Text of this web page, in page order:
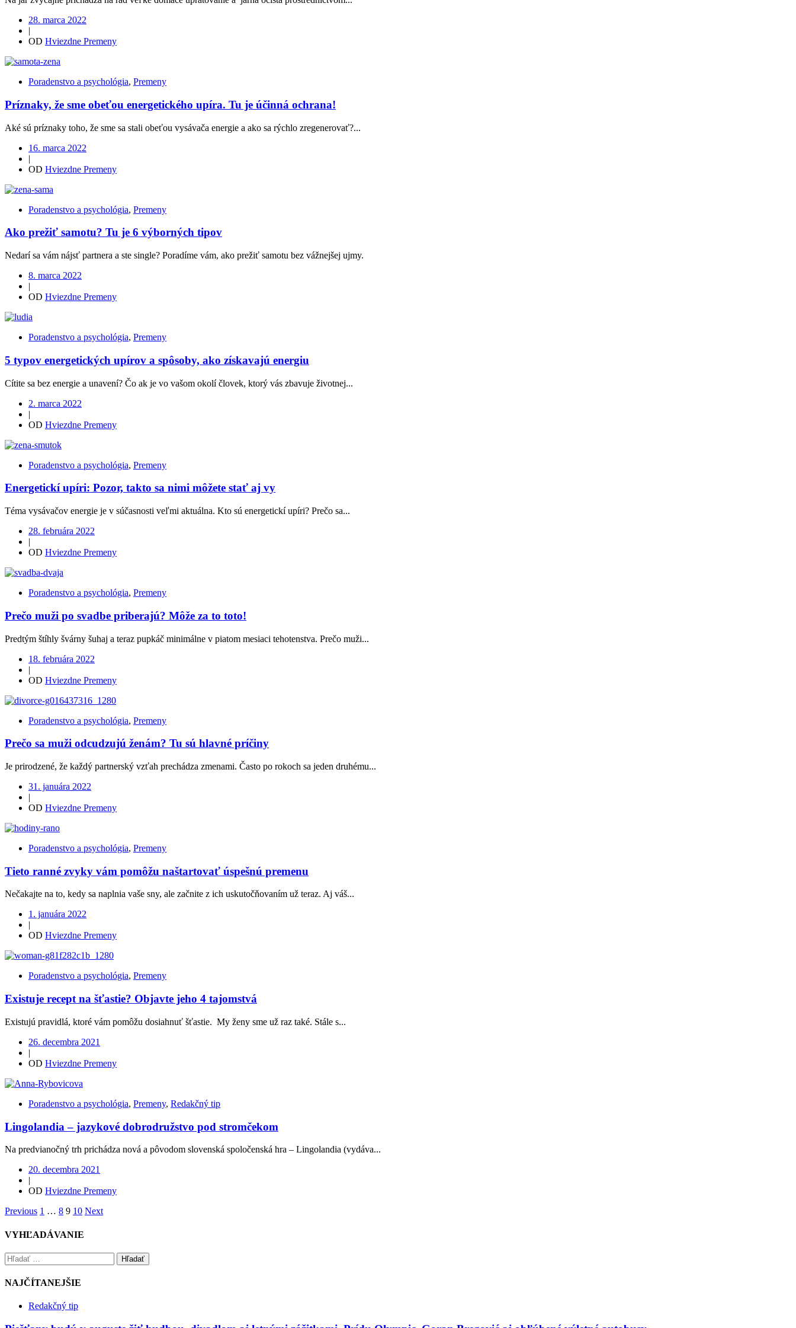
28. marca 2022
|
OD Hviezdne Premeny
Poradenstvo a psychológia, Premeny
Príznaky, že sme obeťou energetického upíra. Tu je účinná ochrana!
Aké sú príznaky toho, že sme sa stali obeťou vysávača energie a ako sa rýchlo zregenerovať?...
16. marca 2022
|
OD Hviezdne Premeny
Poradenstvo a psychológia, Premeny
Ako prežiť samotu? Tu je 6 výborných tipov
Nedarí sa vám nájsť partnera a ste single? Poradíme vám, ako prežiť samotu bez vážnejšej ujmy.
8. marca 2022
|
OD Hviezdne Premeny
Poradenstvo a psychológia, Premeny
5 typov energetických upírov a spôsoby, ako získavajú energiu
Cítite sa bez energie a unavení? Čo ak je vo vašom okolí človek, ktorý vás zbavuje životnej...
2. marca 2022
|
OD Hviezdne Premeny
Poradenstvo a psychológia, Premeny
Energetickí upíri: Pozor, takto sa nimi môžete stať aj vy
Téma vysávačov energie je v súčasnosti veľmi aktuálna. Kto sú energetickí upíri? Prečo sa...
28. februára 2022
|
OD Hviezdne Premeny
Poradenstvo a psychológia, Premeny
Prečo muži po svadbe priberajú? Môže za to toto!
Predtým štíhly švárny šuhaj a teraz pupkáč minimálne v piatom mesiaci tehotenstva. Prečo muži...
18. februára 2022
|
OD Hviezdne Premeny
Poradenstvo a psychológia, Premeny
Prečo sa muži odcudzujú ženám? Tu sú hlavné príčiny
Je prirodzené, že každý partnerský vzťah prechádza zmenami. Často po rokoch sa jeden druhému...
31. januára 2022
|
OD Hviezdne Premeny
Poradenstvo a psychológia, Premeny
Tieto ranné zvyky vám pomôžu naštartovať úspešnú premenu
Nečakajte na to, kedy sa naplnia vaše sny, ale začnite z ich uskutočňovaním už teraz. Aj váš...
1. januára 2022
|
OD Hviezdne Premeny
Poradenstvo a psychológia, Premeny
Existuje recept na šťastie? Objavte jeho 4 tajomstvá
Existujú pravidlá, ktoré vám pomôžu dosiahnuť šťastie. My ženy sme už raz také. Stále s...
26. decembra 2021
|
OD Hviezdne Premeny
Poradenstvo a psychológia, Premeny, Redakčný tip
Lingolandia – jazykové dobrodružstvo pod stromčekom
Na predvianočný trh prichádza nová a pôvodom slovenská spoločenská hra – Lingolandia (vydáva...
20. decembra 2021
|
OD Hviezdne Premeny
Previous 1 … 8 9 10 Next
VYHĽADÁVANIE
Hľadať
NAJČÍTANEJŠIE
Redakčný tip